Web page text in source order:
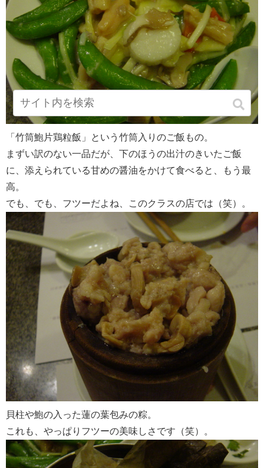
「竹筒鮑片鶏粒飯」という竹筒入りのご飯もの。
まずい訳のない一品だが、下のほうの出汁のきいたご飯
に、添えられている甘めの醤油をかけて食べると、もう最
高。
でも、でも、フツーだよね、このクラスの店では（笑）。
貝柱や鮑の入った蓮の葉包みの粽。
これも、やっぱりフツーの美味しさです（笑）。